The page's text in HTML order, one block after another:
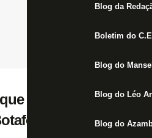
Blog da
Boletim do
Blog do Mansell
Blog do Léo
Blog do
Jean e Alan